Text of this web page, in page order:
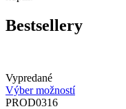
Bestsellery
Vypredané
Výber možností
PROD0316